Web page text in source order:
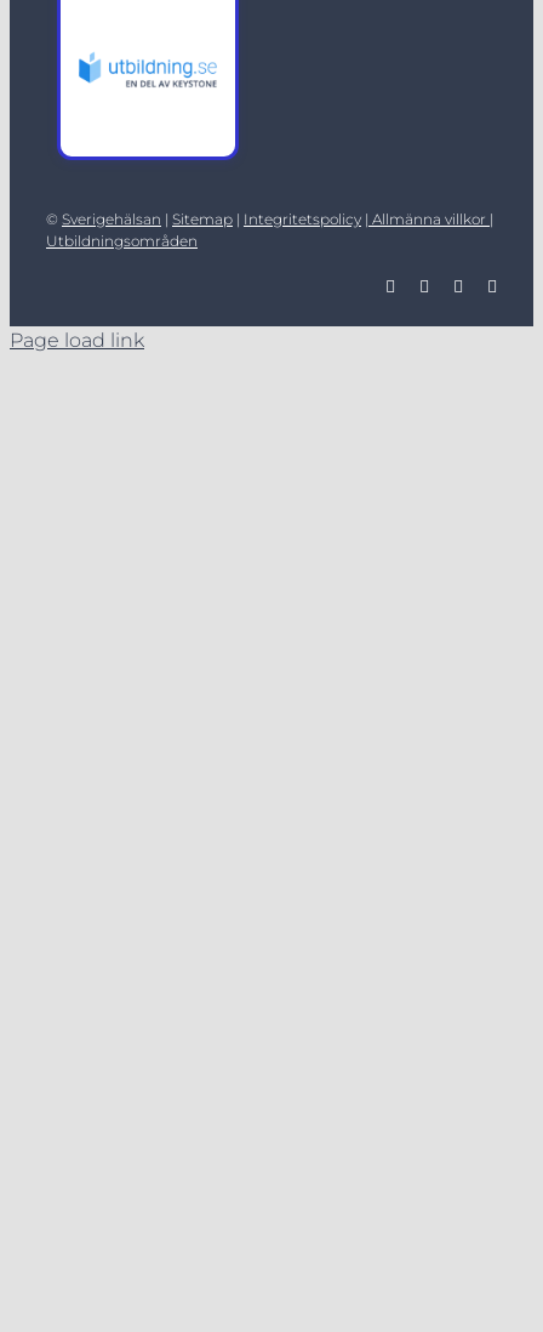
© Sverigehälsan | Sitemap| Integritetspolicy| Allmänna villkor |
Utbildningsområden
Page load link